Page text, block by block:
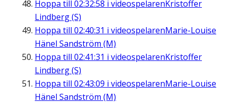
Hoppa till 02:32:58 i videospelarenKristoffer
Lindberg (S)
Hoppa till 02:40:31 i videospelarenMarie-Louise
Hänel Sandström (M)
Hoppa till 02:41:31 i videospelarenKristoffer
Lindberg (S)
Hoppa till 02:43:09 i videospelarenMarie-Louise
Hänel Sandström (M)